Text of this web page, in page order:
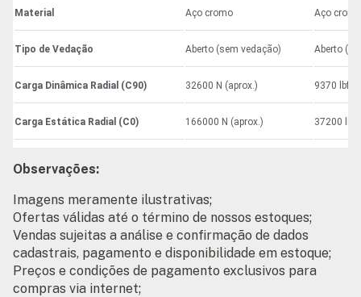
Material Aço cromo Aço cromo
Tipo de Vedação Aberto (sem vedação) Aberto
Carga Dinâmica Radial (C90) 32600 N (aprox.) 9370 lbf
Carga Estática Radial (C0) 166000 N (aprox.) 37200 lbf
Observações:
Imagens meramente ilustrativas;
Ofertas válidas até o término de nossos estoques;
Vendas sujeitas a análise e confirmação de dados
cadastrais, pagamento e disponibilidade em estoque;
Preços e condições de pagamento exclusivos para
compras via internet;